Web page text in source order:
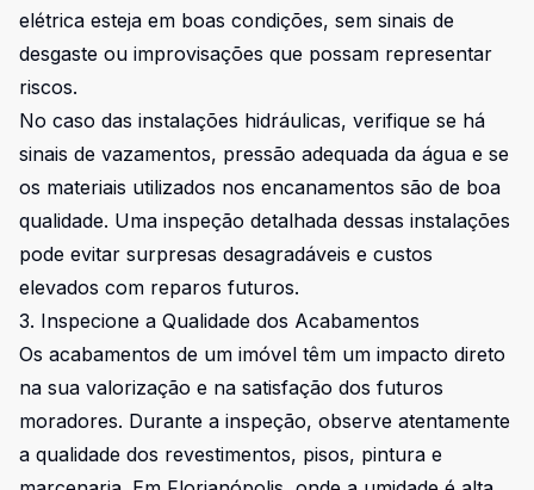
elétrica esteja em boas condições, sem sinais de
desgaste ou improvisações que possam representar
riscos.
No caso das instalações hidráulicas, verifique se há
sinais de vazamentos, pressão adequada da água e se
os materiais utilizados nos encanamentos são de boa
qualidade. Uma inspeção detalhada dessas instalações
pode evitar surpresas desagradáveis e custos
elevados com reparos futuros.
3. Inspecione a Qualidade dos Acabamentos
Os acabamentos de um imóvel têm um impacto direto
na sua valorização e na satisfação dos futuros
moradores. Durante a inspeção, observe atentamente
a qualidade dos revestimentos, pisos, pintura e